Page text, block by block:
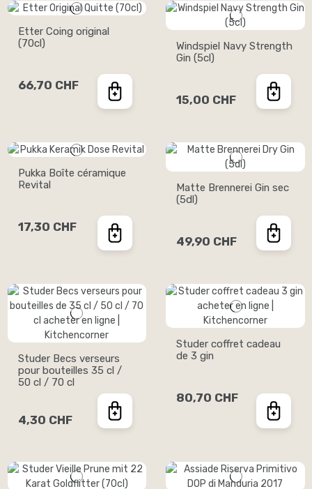
Etter Coing original
(70cl)
66,70 CHF
Windspiel Navy Strength
Gin (5cl)
15,00 CHF
Pukka Boîte céramique
Revital
17,30 CHF
Matte Brennerei Gin sec
(5dl)
49,90 CHF
Studer Becs verseurs
pour bouteilles 35 cl /
50 cl / 70 cl
4,30 CHF
Studer coffret cadeau
de 3 gin
80,70 CHF